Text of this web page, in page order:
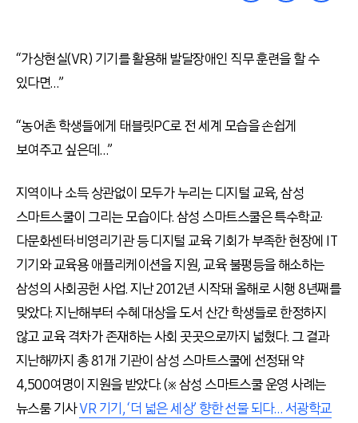
“가상현실(VR) 기기를 활용해 발달장애인 직무 훈련을 할 수
있다면…”
“농어촌 학생들에게 태블릿PC로 전 세계 모습을 손쉽게
보여주고 싶은데…”
지역이나 소득 상관없이 모두가 누리는 디지털 교육, 삼성
스마트스쿨이 그리는 모습이다. 삼성 스마트스쿨은 특수학교·
다문화센터·비영리기관 등 디지털 교육 기회가 부족한 현장에 IT
기기와 교육용 애플리케이션을 지원, 교육 불평등을 해소하는
삼성의 사회공헌 사업. 지난 2012년 시작돼 올해로 시행 8년째를
맞았다. 지난해부터 수혜 대상을 도서 산간 학생들로 한정하지
않고 교육 격차가 존재하는 사회 곳곳으로까지 넓혔다. 그 결과
지난해까지 총 81개 기관이 삼성 스마트스쿨에 선정돼 약
4,500여명이 지원을 받았다. (※ 삼성 스마트스쿨 운영 사례는
뉴스룸 기사VR 기기, ‘더 넓은 세상’ 향한 선물 되다… 서광학교